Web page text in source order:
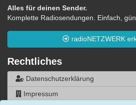
Alles für deinen Sender.
Komplette Radiosendungen. Einfach,
radioNETZWERK
Rechtliches
Datenschutzerklärung
Impressum